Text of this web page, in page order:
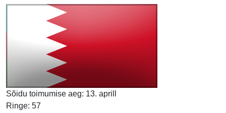
Sõidu toimumise aeg: 13. aprill
Ringe: 57